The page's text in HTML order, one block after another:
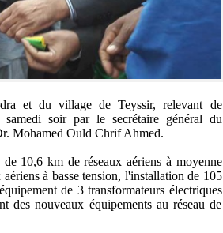
et du village de Teyssir, relevant de
samedi soir par le secrétaire général du
Mohamed Ould Chrif Ahmed.
10,6 km de réseaux aériens à moyenne
à basse tension, l'installation de 105
de 3 transformateurs électriques
nouveaux équipements au réseau de